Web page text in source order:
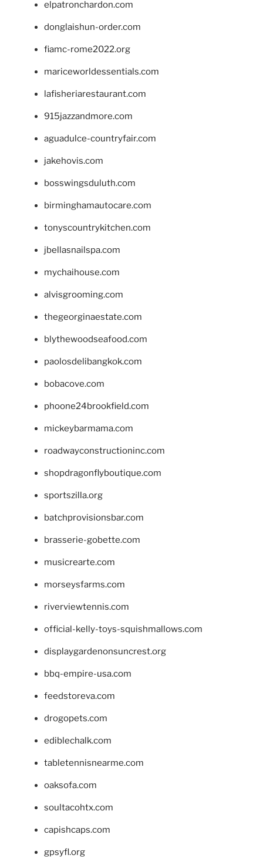
elpatronchardon.com
donglaishun-order.com
fiamc-rome2022.org
mariceworldessentials.com
lafisheriarestaurant.com
915jazzandmore.com
aguadulce-countryfair.com
jakehovis.com
bosswingsduluth.com
birminghamautocare.com
tonyscountrykitchen.com
jbellasnailspa.com
mychaihouse.com
alvisgrooming.com
thegeorginaestate.com
blythewoodseafood.com
paolosdelibangkok.com
bobacove.com
phoone24brookfield.com
mickeybarmama.com
roadwayconstructioninc.com
shopdragonflyboutique.com
sportszilla.org
batchprovisionsbar.com
brasserie-gobette.com
musicrearte.com
morseysfarms.com
riverviewtennis.com
official-kelly-toys-squishmallows.com
displaygardenonsuncrest.org
bbq-empire-usa.com
feedstoreva.com
drogopets.com
ediblechalk.com
tabletennisnearme.com
oaksofa.com
soultacohtx.com
capishcaps.com
gpsyfl.org